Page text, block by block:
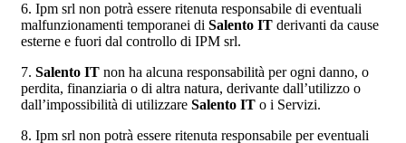
6. Ipm srl non potrà essere ritenuta responsabile di eventuali
malfunzionamenti temporanei di Salento IT derivanti da cause
esterne e fuori dal controllo di IPM srl.
7. Salento IT non ha alcuna responsabilità per ogni danno, o
perdita, finanziaria o di altra natura, derivante dall’utilizzo o
dall’impossibilità di utilizzare Salento IT o i Servizi.
8. Ipm srl non potrà essere ritenuta responsabile per eventuali